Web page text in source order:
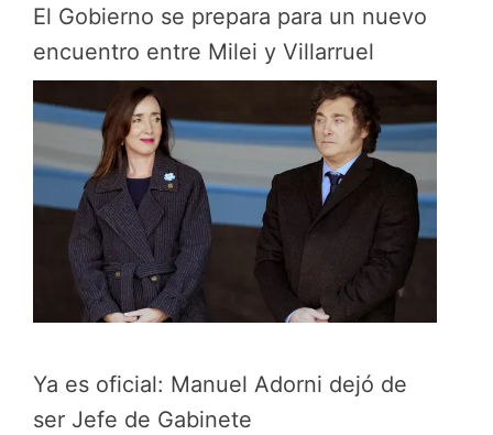
El Gobierno se prepara para un nuevo
encuentro entre Milei y Villarruel
Ya es oficial: Manuel Adorni dejó de
ser Jefe de Gabinete